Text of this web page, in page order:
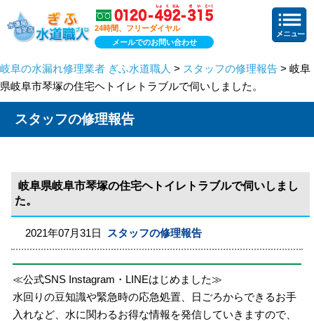
24時間、フリーダイヤル
メールでのお問い合わせ
岐阜の水漏れ修理業者 ぎふ水道職人 > スタッフの修理報告 > 岐阜
県岐阜市琴塚の住宅ヘトイレトラブルで伺いしました。
スタッフの修理報告
岐阜県岐阜市琴塚の住宅ヘトイレトラブルで伺いしまし
た。
2021年07月31日 スタッフの修理報告
≪公式SNS Instagram・LINEはじめました≫
水回りの豆知識や緊急時の応急処置、日ごろからできるお手
入れなど、水に関わるお得な情報を発信していきますので、